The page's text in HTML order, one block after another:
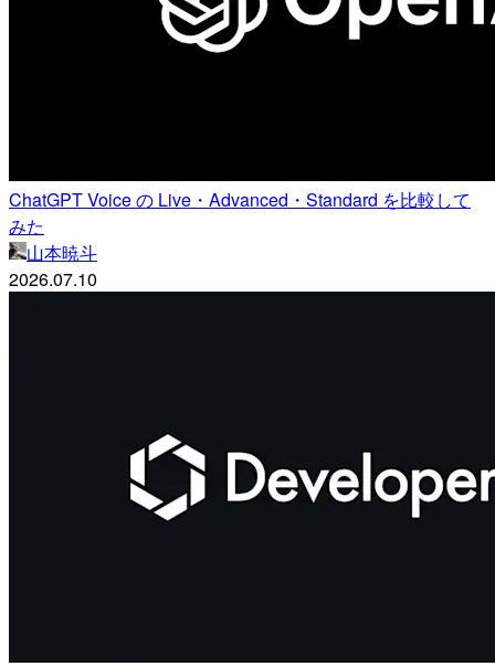
ChatGPT Voice の Live・Advanced・Standard を比較して
みた
山本暁斗
2026.07.10